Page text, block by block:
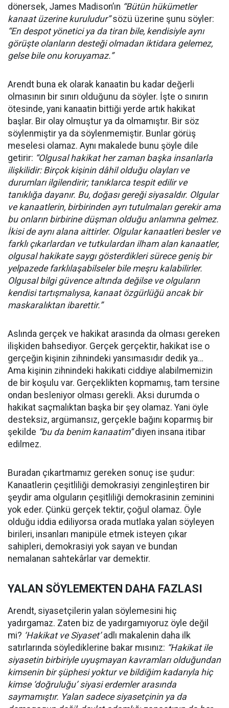
dönersek, James Madison’ın “Bütün hükümetler
kanaat üzerine kuruludur”sözü üzerine şunu söyler:
“En despot yönetici ya da tiran bile, kendisiyle aynı
görüşte olanların desteği olmadan iktidara gelemez,
gelse bile onu koruyamaz.”
Arendt buna ek olarak kanaatin bu kadar değerli
olmasının bir sınırı olduğunu da söyler. İşte o sınırın
ötesinde, yani kanaatin bittiği yerde artık hakikat
başlar. Bir olay olmuştur ya da olmamıştır. Bir söz
söylenmiştir ya da söylenmemiştir. Bunlar görüş
meselesi olamaz. Aynı makalede bunu şöyle dile
getirir: “Olgusal hakikat her zaman başka insanlarla
ilişkilidir: Birçok kişinin dâhil olduğu olayları ve
durumları ilgilendirir; tanıklarca tespit edilir ve
tanıklığa dayanır. Bu, doğası gereği siyasaldır. Olgular
ve kanaatlerin, birbirinden ayrı tutulmaları gerekir ama
bu onların birbirine düşman olduğu anlamına gelmez.
İkisi de aynı alana aittirler. Olgular kanaatleri besler ve
farklı çıkarlardan ve tutkulardan ilham alan kanaatler,
olgusal hakikate saygı gösterdikleri sürece geniş bir
yelpazede farklılaşabilseler bile meşru kalabilirler.
Olgusal bilgi güvence altında değilse ve olguların
kendisi tartışmalıysa, kanaat özgürlüğü ancak bir
maskaralıktan ibarettir.”
Aslında gerçek ve hakikat arasında da olması gereken
ilişkiden bahsediyor. Gerçek gerçektir, hakikat ise o
gerçeğin kişinin zihnindeki yansımasıdır dedik ya…
Ama kişinin zihnindeki hakikati ciddiye alabilmemizin
de bir koşulu var. Gerçeklikten kopmamış, tam tersine
ondan besleniyor olması gerekli. Aksi durumda o
hakikat saçmalıktan başka bir şey olamaz. Yani öyle
desteksiz, argümansız, gerçekle bağını koparmış bir
şekilde “bu da benim kanaatim”diyen insana itibar
edilmez.
Buradan çıkartmamız gereken sonuç ise şudur:
Kanaatlerin çeşitliliği demokrasiyi zenginleştiren bir
şeydir ama olguların çeşitliliği demokrasinin zeminini
yok eder. Çünkü gerçek tektir, çoğul olamaz. Öyle
olduğu iddia ediliyorsa orada mutlaka yalan söyleyen
birileri, insanları manipüle etmek isteyen çıkar
sahipleri, demokrasiyi yok sayan ve bundan
nemalanan sahtekârlar var demektir.
YALAN SÖYLEMEKTEN DAHA FAZLASI
Arendt, siyasetçilerin yalan söylemesini hiç
yadırgamaz. Zaten biz de yadırgamıyoruz öyle değil
mi? ‘Hakikat ve Siyaset’adlı makalenin daha ilk
satırlarında söylediklerine bakar mısınız: “Hakikat ile
siyasetin birbiriyle uyuşmayan kavramları olduğundan
kimsenin bir şüphesi yoktur ve bildiğim kadarıyla hiç
kimse ‘doğruluğu’ siyasi erdemler arasında
saymamıştır. Yalan sadece siyasetçinin ya da